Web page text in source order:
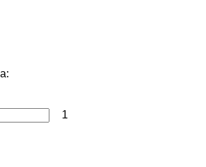
1